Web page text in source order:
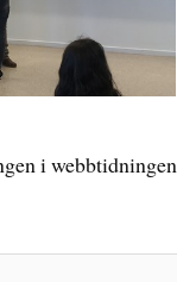
i webbtidningen